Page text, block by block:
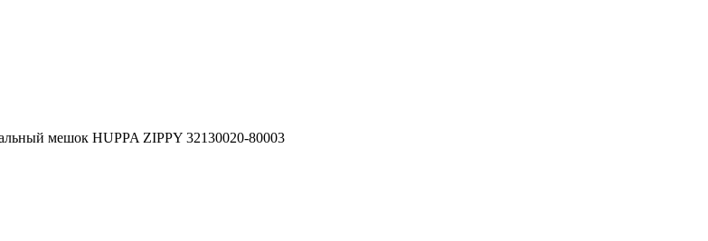
мешок HUPPA ZIPPY 32130020-80003